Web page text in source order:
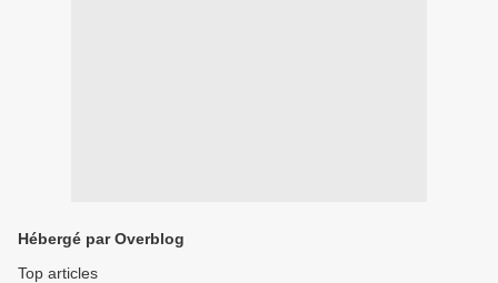
Hébergé par Overblog
Top articles